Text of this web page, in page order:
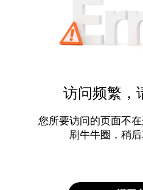
访问频繁，
您所要访问的页面不
刷牛牛圈，稍